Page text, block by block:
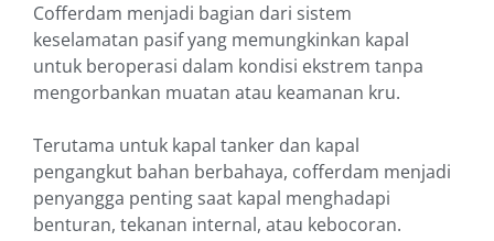
Cofferdam menjadi bagian dari sistem
keselamatan pasif yang memungkinkan kapal
untuk beroperasi dalam kondisi ekstrem tanpa
mengorbankan muatan atau keamanan kru.
Terutama untuk kapal tanker dan kapal
pengangkut bahan berbahaya, cofferdam menjadi
penyangga penting saat kapal menghadapi
benturan, tekanan internal, atau kebocoran.